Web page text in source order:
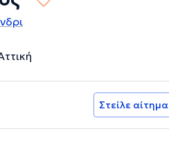
Στείλε αίτημα